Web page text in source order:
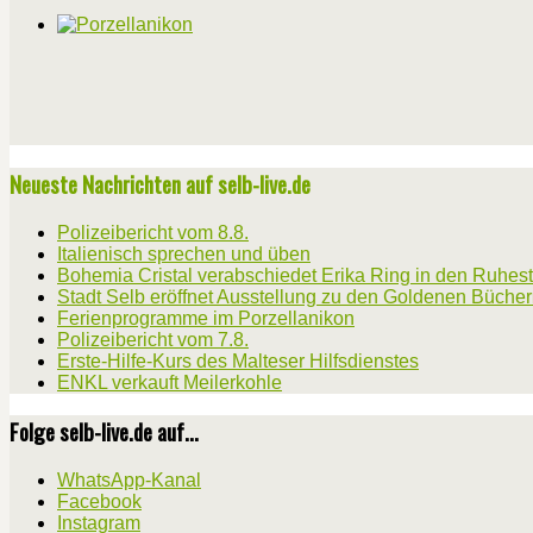
Neueste Nachrichten auf selb-live.de
Polizeibericht vom 8.8.
Italienisch sprechen und üben
Bohemia Cristal verabschiedet Erika Ring in den
Stadt Selb eröffnet Ausstellung zu den Goldenen
Ferienprogramme im Porzellanikon
Polizeibericht vom 7.8.
Erste-Hilfe-Kurs des Malteser Hilfsdienstes
ENKL verkauft Meilerkohle
Folge selb-live.de auf...
WhatsApp-Kanal
Facebook
Instagram